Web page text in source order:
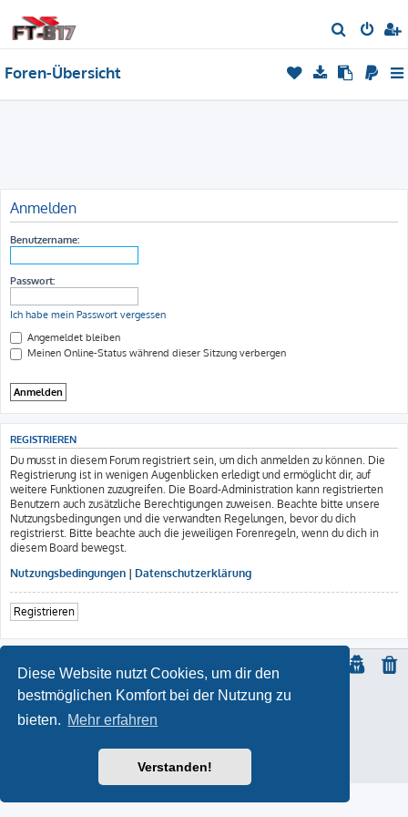
Diese Website nutzt Cookies, um dir den
bestmöglichen Komfort bei der Nutzung zu
bieten. Mehr erfahren
Verstanden!
u
c
Foren-Übersicht
Anmelden
Benutzername:
Passwort:
Ich habe mein Passwort vergessen
Angemeldet bleiben
Meinen Online-Status während dieser Sitzung verbergen
REGISTRIEREN
Du musst in diesem Forum registriert sein, um dich anmelden zu können. Die
Registrierung ist in wenigen Augenblicken erledigt und ermöglicht dir, auf
weitere Funktionen zuzugreifen. Die Board-Administration kann registrierten
Benutzern auch zusätzliche Berechtigungen zuweisen. Beachte bitte unsere
Nutzungsbedingungen und die verwandten Regelungen, bevor du dich
registrierst. Bitte beachte auch die jeweiligen Forenregeln, wenn du dich in
diesem Board bewegst.
Nutzungsbedingungen | Datenschutzerklärung
Registrieren
© Copyright2021 | ft-817.com | DO7PSL | ALL RIGHTS RESERVED
ProLight Style by
Datenschutz|Nutzungsbedingungen